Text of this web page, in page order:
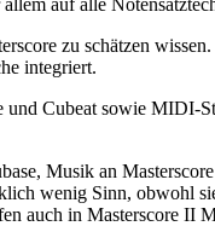
zu schätzen
integriert.
Cubeat sowie
Musik an
wenig Sinn,
auch in Masterscore II